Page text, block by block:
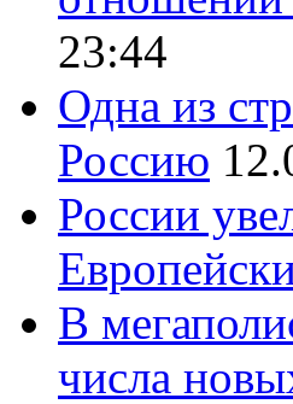
23:44
Одна из
Россию
России
В
числа